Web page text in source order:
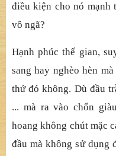
điều kiện cho nó mạnh
vô ngã?
Hạnh phúc thế gian,
sang hay nghèo hèn
thứ đó không. Dù đầu
... mà ra vào chốn
hoang không chút mặc
đầu mà không sử dụng